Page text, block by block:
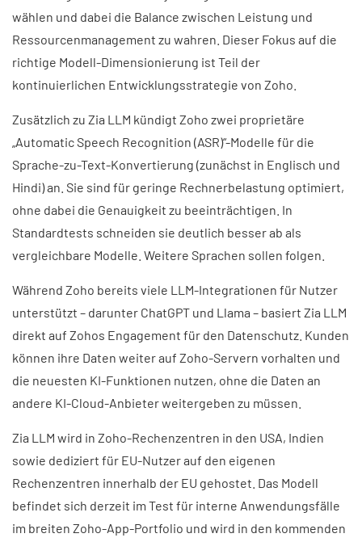
wählen und dabei die Balance zwischen Leistung und
Ressourcenmanagement zu wahren. Dieser Fokus auf die
richtige Modell-Dimensionierung ist Teil der
kontinuierlichen Entwicklungsstrategie von Zoho.
Zusätzlich zu Zia LLM kündigt Zoho zwei proprietäre
„Automatic Speech Recognition (ASR)“-Modelle für die
Sprache-zu-Text-Konvertierung (zunächst in Englisch und
Hindi) an. Sie sind für geringe Rechnerbelastung optimiert,
ohne dabei die Genauigkeit zu beeinträchtigen. In
Standardtests schneiden sie deutlich besser ab als
vergleichbare Modelle. Weitere Sprachen sollen folgen.
Während Zoho bereits viele LLM-Integrationen für Nutzer
unterstützt – darunter ChatGPT und Llama – basiert Zia LLM
direkt auf Zohos Engagement für den Datenschutz. Kunden
können ihre Daten weiter auf Zoho-Servern vorhalten und
die neuesten KI-Funktionen nutzen, ohne die Daten an
andere KI-Cloud-Anbieter weitergeben zu müssen.
Zia LLM wird in Zoho-Rechenzentren in den USA, Indien
sowie dediziert für EU-Nutzer auf den eigenen
Rechenzentren innerhalb der EU gehostet. Das Modell
befindet sich derzeit im Test für interne Anwendungsfälle
im breiten Zoho-App-Portfolio und wird in den kommenden